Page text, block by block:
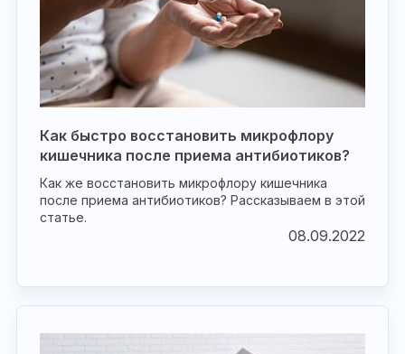
Как быстро восстановить микрофлору
кишечника после приема антибиотиков?
Как же восстановить микрофлору кишечника
после приема антибиотиков? Рассказываем в этой
статье.
08.09.2022